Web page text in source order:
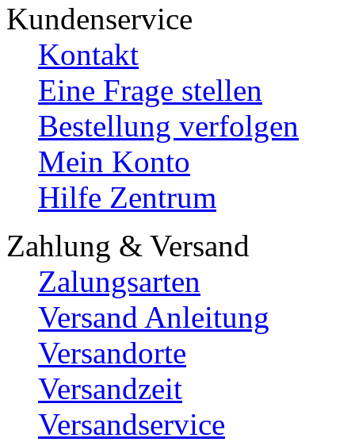
Kundenservice
Kontakt
Eine Frage stellen
Bestellung verfolgen
Mein Konto
Hilfe Zentrum
Zahlung & Versand
Zalungsarten
Versand Anleitung
Versandorte
Versandzeit
Versandservice